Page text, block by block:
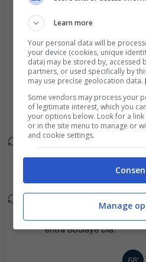
77'
72'
Sostituzione tattica.
Adam Marusic esce ed
entra Manuel Lazzari.
72'
entra Boulaye Dia.
Learn more
Your personal data will be
your device (cookies, unique
data) may be stored by, accessed
partners, or used specifically by
may use precise geolocation data.
Some vendors may process your
of legitimate interest, which you
your options below. Look for a
or in the site menu to manage or
and cookie settings.
Manage